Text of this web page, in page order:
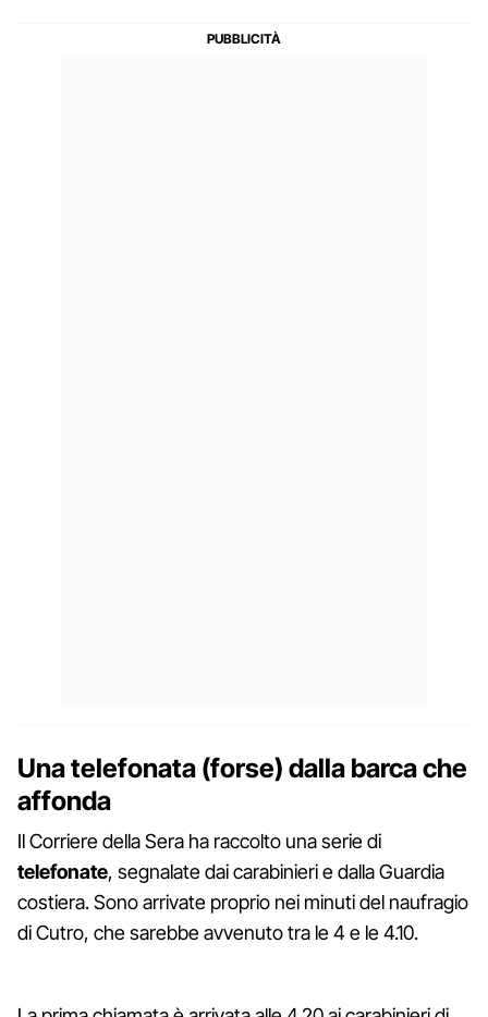
Una telefonata (forse) dalla barca che
affonda
Il Corriere della Sera ha raccolto una serie di
telefonate, segnalate dai carabinieri e dalla Guardia
costiera. Sono arrivate proprio nei minuti del naufragio
di Cutro, che sarebbe avvenuto tra le 4 e le 4.10.